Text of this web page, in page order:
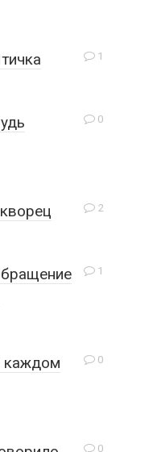
1
0
2
1
0
каждом
0